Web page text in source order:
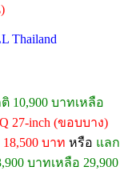
Thailand
10,900 บาทเหลือ
27-inch (ขอบบาง)
บาท หรือ แลก
บาทเหลือ 29,900